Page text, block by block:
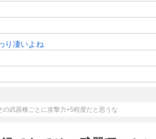
り凄いよね
の武器種ごとに攻撃力+5程度だと思うな